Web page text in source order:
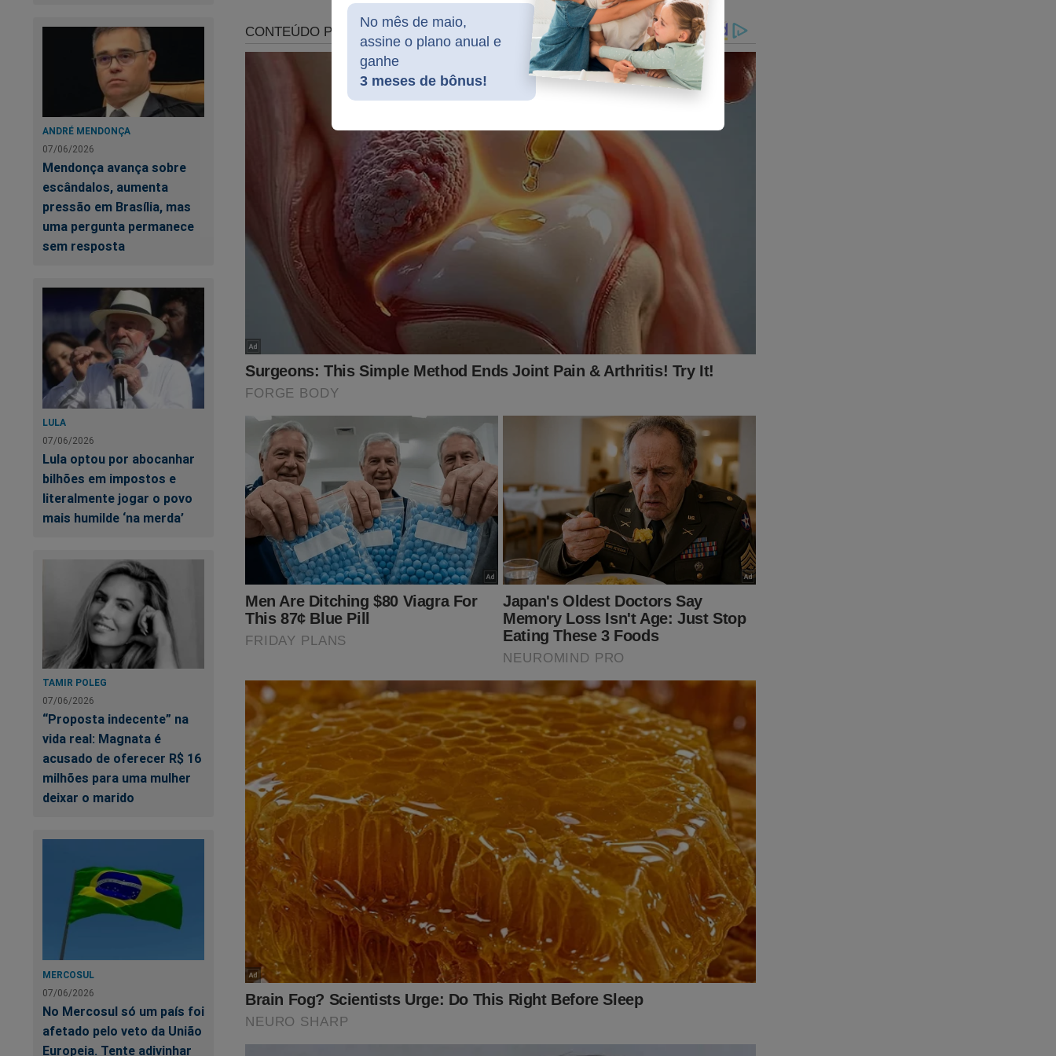
No mês de maio,
assine o plano anual e
ganhe
3 meses de bônus!
ANDRÉ MENDONÇA
07/06/2026
Mendonça avança sobre
escândalos, aumenta
pressão em Brasília, mas
uma pergunta permanece
sem resposta
LULA
07/06/2026
Lula optou por abocanhar
bilhões em impostos e
literalmente jogar o povo
mais humilde ‘na merda’
TAMIR POLEG
07/06/2026
“Proposta indecente” na
vida real: Magnata é
acusado de oferecer R$ 16
milhões para uma mulher
deixar o marido
MERCOSUL
07/06/2026
No Mercosul só um país foi
afetado pelo veto da União
Europeia. Tente adivinhar
A emissora vive dias de terror... Sua queda de audiência e crise sem fim é o retrato do
jornalismo militante e da lacração que dominou a Globo. Para piorar a situação, um "dossiê"
foi lançado e expõe o que a alta cúpula da emissora sempre tentou esconder. Conheça agora
"Dossiê Globo: Os Segredos da Emissora".A obra expõe como, ao longo das
décadas, a emissora negligenciou sistematicamente os crimes que ocorriam em seus
bastidores e revela escândalos, casos de assédio, acordos e escusas relações
políticas. Trata-se de um verdadeiro arquivo histórico sobre o Grupo Globo. Caso queira
conhecer esse livro, clique no link abaixo:
https://www.conteudoconservador.com.br/products/dossie-globo-os-segredos-da-emissora
Certamente, esse lançamento vai tirar o sono de muita gente...